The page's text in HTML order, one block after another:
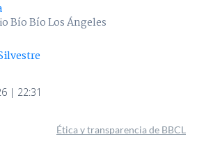
Bío Bío Los Ángeles
| 22:31
Ética y transparencia de BBCL